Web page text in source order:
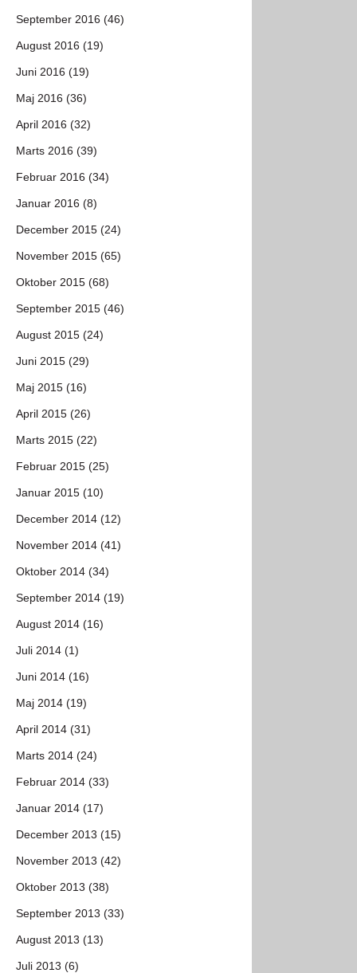
September 2016 (46)
August 2016 (19)
Juni 2016 (19)
Maj 2016 (36)
April 2016 (32)
Marts 2016 (39)
Februar 2016 (34)
Januar 2016 (8)
December 2015 (24)
November 2015 (65)
Oktober 2015 (68)
September 2015 (46)
August 2015 (24)
Juni 2015 (29)
Maj 2015 (16)
April 2015 (26)
Marts 2015 (22)
Februar 2015 (25)
Januar 2015 (10)
December 2014 (12)
November 2014 (41)
Oktober 2014 (34)
September 2014 (19)
August 2014 (16)
Juli 2014 (1)
Juni 2014 (16)
Maj 2014 (19)
April 2014 (31)
Marts 2014 (24)
Februar 2014 (33)
Januar 2014 (17)
December 2013 (15)
November 2013 (42)
Oktober 2013 (38)
September 2013 (33)
August 2013 (13)
Juli 2013 (6)